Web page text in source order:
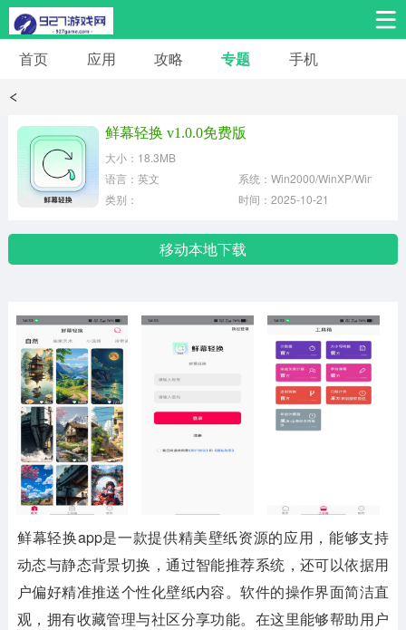
安卓手游 安卓应用
桌游棋牌
动作射击 益智休闲
首页 应用 攻略 专题 手机
鲜幕轻换 v1.0.0免费版
大小：18.3MB
语言：英文
系统：Win2000/WinXP/Win2003
类别：
时间：2025-10-21
移动本地下载
鲜幕轻换app是一款提供精美壁纸资源的应用，能够支持
动态与静态背景切换，通过智能推荐系统，还可以依据用
户偏好精准推送个性化壁纸内容。软件的操作界面简洁直
观，拥有收藏管理与社区分享功能。在这里能够帮助用户